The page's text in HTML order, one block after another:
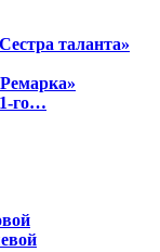
таланта»
го…